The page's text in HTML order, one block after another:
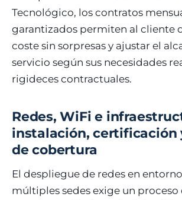
Tecnológico, los contratos
garantizados permiten al cliente
coste sin sorpresas y ajustar el
servicio según sus necesidades
rigideces contractuales.
Redes, WiFi e
instalación, certificación
de cobertura
El despliegue de redes en
múltiples sedes exige un